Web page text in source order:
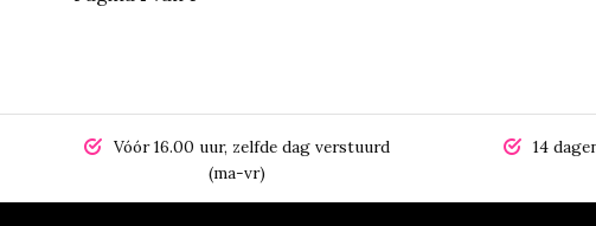
Vóór 16.00 uur, zelfde dag verstuurd
(ma-vr)
14